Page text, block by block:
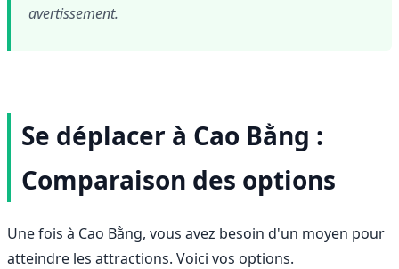
avertissement.
Se déplacer à Cao Bằng :
Comparaison des options
Une fois à Cao Bằng, vous avez besoin d'un moyen pour
atteindre les attractions. Voici vos options.